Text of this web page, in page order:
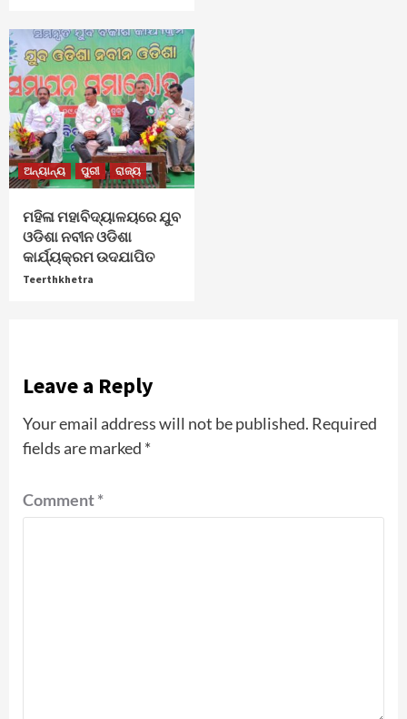
ଅନ୍ୟାନ୍ୟ ପୁରୀ ରାଜ୍ୟ
ମହିଳା ମହାବିଦ୍ୟାଳୟରେ ଯୁବ
ଓଡିଶା ନବୀନ ଓଡିଶା
କାର୍ଯ୍ୟକ୍ରମ ଉଦଯାପିତ
Teerthkhetra
Leave a Reply
Your email address will not be published. Required
fields are marked *
Comment*